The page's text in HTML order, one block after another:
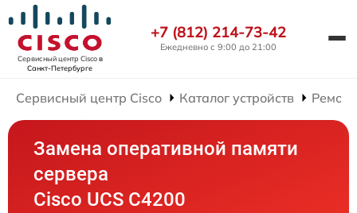
Сервисный центр Ciscoв
Санкт-Петербурге
+7 (812) 214-73-42
Ежедневно с 9:00 до 21:00
Сервисный центр Cisco Каталог устройств
Замена оперативной памяти
сервера
Cisco UCS C4200